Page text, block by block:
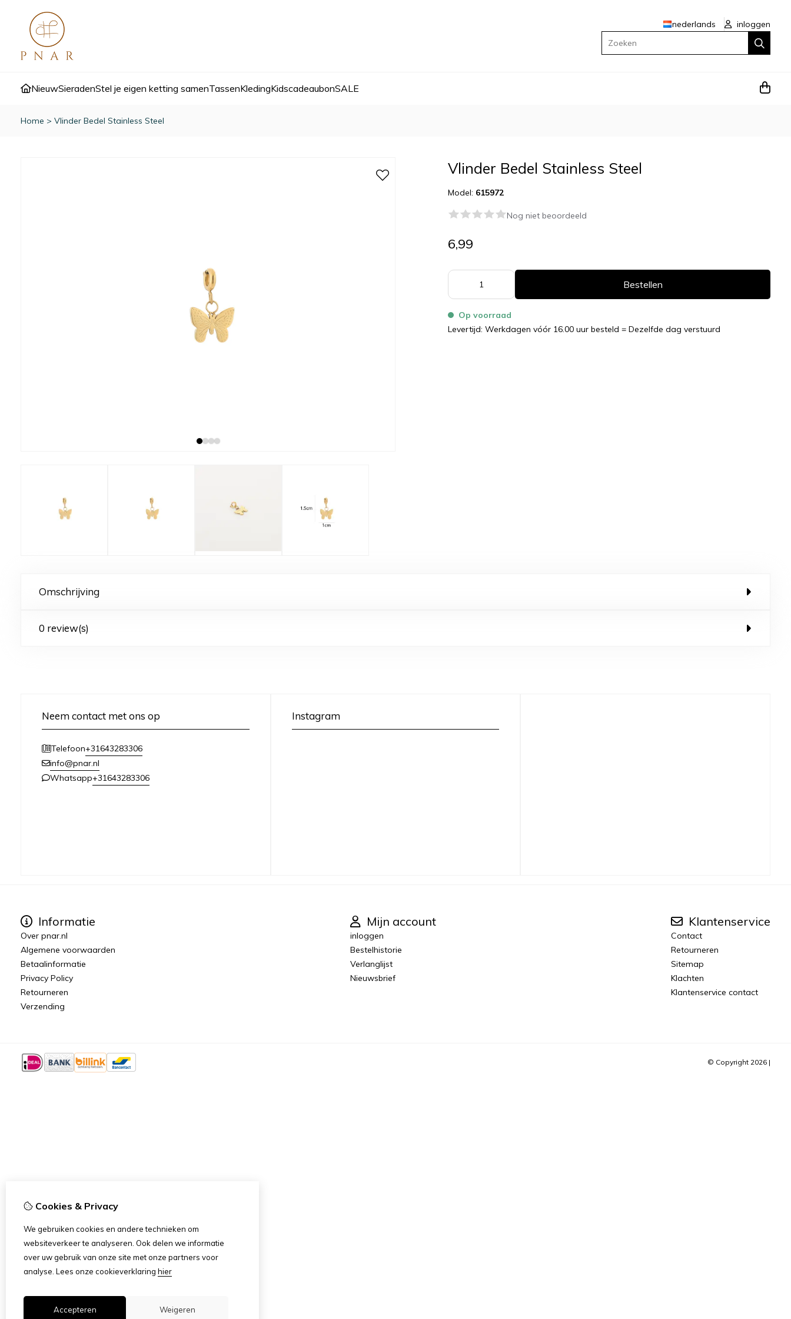
nederlands
inloggen
Zoeken
NieuwSieradenStel je eigen ketting samenTassenKledingKidscadeaubonSALE
Home > Vlinder Bedel Stainless Steel
Vlinder Bedel Stainless Steel
Model: 615972
Nog niet beoordeeld
6,99
Bestellen
Op voorraad
Levertijd: Werkdagen vóór 16.00 uur besteld = Dezelfde dag verstuurd
Omschrijving
0 review(s)
Neem contact met ons op
Telefoon+31643283306
info@pnar.nl
Whatsapp+31643283306
Instagram
Informatie
Over pnar.nl
Algemene voorwaarden
Betaalinformatie
Privacy Policy
Retourneren
Verzending
Mijn account
inloggen
Bestelhistorie
Verlanglijst
Nieuwsbrief
Klantenservice
Contact
Retourneren
Sitemap
Klachten
Klantenservice contact
© Copyright 2026 |
Cookies & Privacy
We gebruiken cookies en andere technieken om
websiteverkeer te analyseren. Ook delen we informatie
over uw gebruik van onze site met onze partners voor
analyse. Lees onze cookieverklaring hier
Accepteren Weigeren